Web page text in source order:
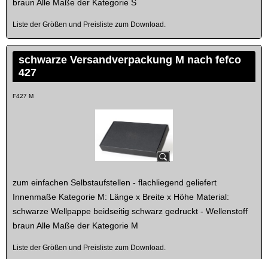
braun Alle Maße der Kategorie S
Liste der Größen und Preisliste zum Download.
schwarze Versandverpackung M nach fefco
427
F427 M
zum einfachen Selbstaufstellen - flachliegend geliefert
Innenmaße Kategorie M: Länge x Breite x Höhe Material:
schwarze Wellpappe beidseitig schwarz gedruckt - Wellenstoff
braun Alle Maße der Kategorie M
Liste der Größen und Preisliste zum Download.